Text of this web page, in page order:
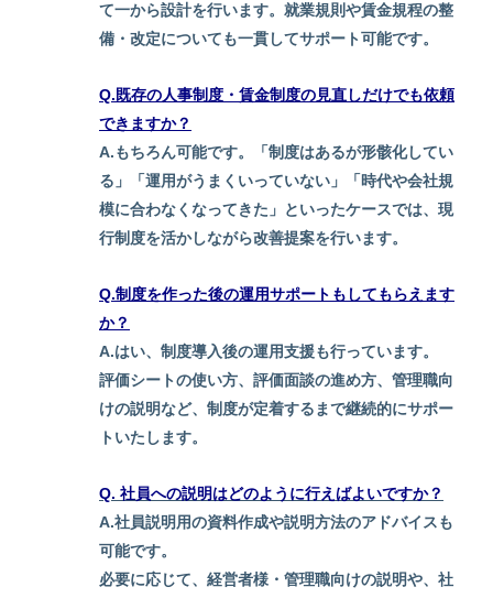
て一から設計を行います。就業規則や賃金規程の整
備・改定についても一貫してサポート可能です。
Q.既存の人事制度・賃金制度の見直しだけでも依頼
できますか？
A.もちろん可能です。
「制度はあるが形骸化してい
る」「運用がうまくいっていない」「時代や会社規
模に合わなくなってきた」といったケースでは、現
行制度を活かしながら改善提案を行います。
Q.制度を作った後の運用サポートもしてもらえます
か？
A.はい、制度導入後の運用支援も行っています。
評価シートの使い方、評価面談の進め方、管理職向
けの説明など、制度が定着するまで継続的にサポー
トいたします。
Q. 社員への説明はどのように行えばよいですか？
A.社員説明用の資料作成や説明方法のアドバイスも
可能です。
必要に応じて、経営者様・管理職向けの説明や、社